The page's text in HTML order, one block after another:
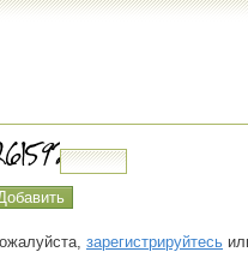
зарегистрируйтесь